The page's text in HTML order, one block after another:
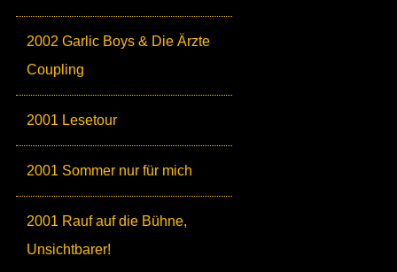
2002 Garlic Boys & Die Ärzte
Coupling
2001 Lesetour
2001 Sommer nur für mich
2001 Rauf auf die Bühne,
Unsichtbarer!